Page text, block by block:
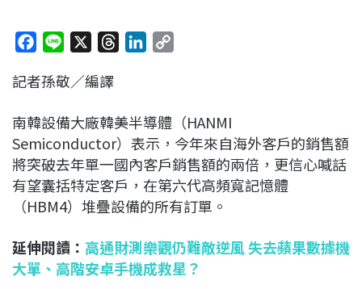
c
b
o
o
k
n
a
d
s
e
d
I
n
i
n
k
記者孫敬／編譯
南韓設備大廠韓美半導體（HANMI
Semiconductor）表示，今年來自海外客戶的銷售額
將突破去年單一國內客戶銷售額的兩倍，更信心喊話
有望囊括特定客戶，在第六代高頻寬記憶體
（HBM4）堆疊設備的所有訂單。
延伸閱讀： 高通財測樂觀仍難敵逆風 失去蘋果數據機
大單、高階安卓手機成救星？